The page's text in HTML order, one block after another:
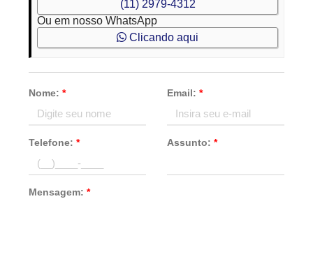
(11) 2979-4312
Ou em nosso WhatsApp
Clicando aqui
Nome:* Email: *
Telefone:* Assunto: *
Mensagem:*